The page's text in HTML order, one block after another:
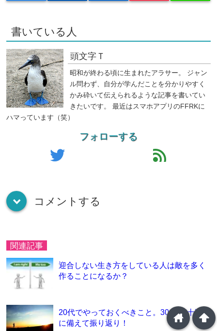
書いている人
頭文字Ｔ
昭和が終わる頃に生まれたアラサー。 ジャン
ル問わず、自分が学んだことを分かりやすく
かみ砕いて伝えられるような記事を書いてい
きたいです。 最近はスマホアプリのFFRKに
ハマっています（笑）
フォローする
twitter feed
down コメントする
関連記事
迎合しない生き方をしている人は敵を多く
作ることになるか？
20代でやっておくべきこと。30歳(三十路)
に備えて振り返り！
arrowup
home